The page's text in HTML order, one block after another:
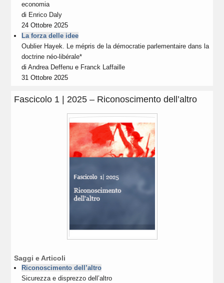
economia
di Enrico Daly
24 Ottobre 2025
La forza delle idee
Oublier Hayek. Le mépris de la démocratie parlementaire dans la
doctrine néo-libérale*
diAndrea Deffenu e Franck Laffaille
31 Ottobre 2025
Fascicolo 1 | 2025 – Riconoscimento dell’altro
Saggi e Articoli
Riconoscimento dell’altro
Sicurezza e disprezzo dell’altro